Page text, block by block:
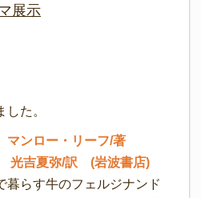
展示
た。
マンロー・リーフ/著
光吉夏弥/訳 (岩波書店)
らす牛のフェルジナンド